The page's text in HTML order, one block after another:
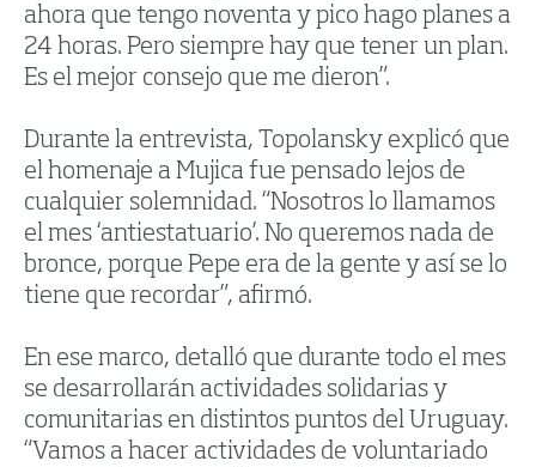
ahora que tengo noventa y pico hago planes a
24 horas. Pero siempre hay que tener un plan.
Es el mejor consejo que me dieron”.
Durante la entrevista, Topolansky explicó que
el homenaje a Mujica fue pensado lejos de
cualquier solemnidad. “Nosotros lo llamamos
el mes ‘antiestatuario’. No queremos nada de
bronce, porque Pepe era de la gente y así se lo
tiene que recordar”, afirmó.
En ese marco, detalló que durante todo el mes
se desarrollarán actividades solidarias y
comunitarias en distintos puntos del Uruguay.
“Vamos a hacer actividades de voluntariado